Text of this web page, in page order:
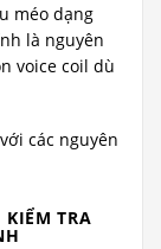
méo dạng
là nguyên
voice coil dù
các nguyên
KIỂM TRA